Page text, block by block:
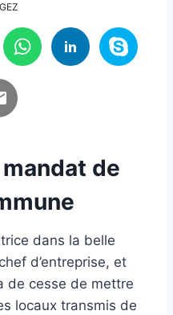
de
dans la belle
d’entreprise, et
de cesse de mettre
locaux transmis de